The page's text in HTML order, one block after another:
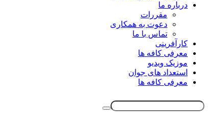
درباره ما
مقررات
دعوت به همکاری
تماس با ما
کارآفرینی
معرفی کافه ها
موزیک ویدیو
استعداد های جوان
معرفی کافه ها